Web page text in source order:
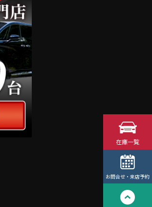
在庫一覧
お問合せ・来店予約